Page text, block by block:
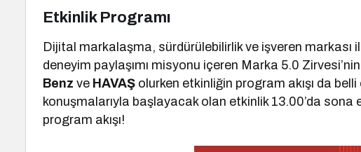
Etkinlik Programı
Dijital markalaşma, sürdürülebilirlik ve işveren markası
deneyim paylaşımı misyonu içeren Marka 5.0 Zirvesi’nin
Benzve HAVAŞ olurken etkinliğin program akışı da
konuşmalarıyla başlayacak olan etkinlik 13.00’da
program akışı!